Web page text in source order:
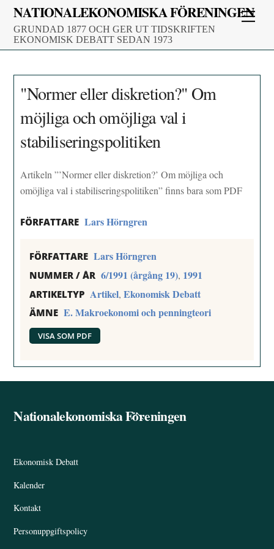
Skip
content
NATIONALEKONOMISKA FÖRENINGEN
GRUNDAD 1877 OCH GER UT TIDSKRIFTEN
EKONOMISK DEBATT SEDAN 1973
"Normer eller diskretion?" Om
möjliga och omöjliga val i
stabiliseringspolitiken
Artikeln ”’Normer eller diskretion?’ Om möjliga och
omöjliga val i stabiliseringspolitiken” finns bara som PDF
FÖRFATTARE Lars Hörngren
FÖRFATTARE Lars Hörngren
NUMMER / ÅR 6/1991 (årgång 19), 1991
ARTIKELTYP Artikel,Ekonomisk Debatt
ÄMNE E. Makroekonomi och penningteori
VISA SOM PDF
Back
Nationalekonomiska Föreningen
Ekonomisk Debatt
Kalender
Kontakt
Personuppgiftspolicy